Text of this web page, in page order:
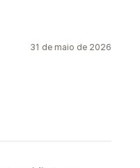
31 de maio de 2026